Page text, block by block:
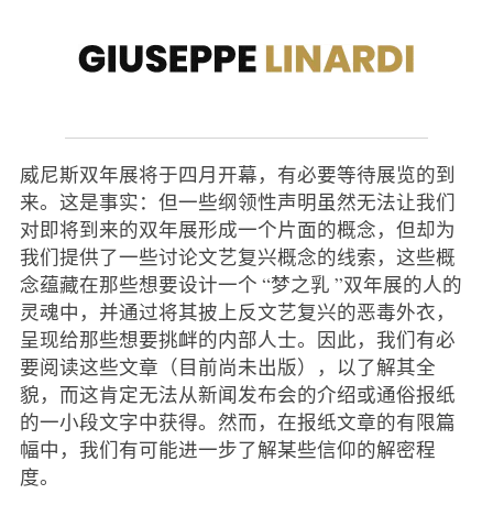
威尼斯双年展将于四月开幕，有必要等待展览的到
来。这是事实：但一些纲领性声明虽然无法让我们
对即将到来的双年展形成一个片面的概念，但却为
我们提供了一些讨论文艺复兴概念的线索，这些概
念蕴藏在那些想要设计一个 “梦之乳 ”双年展的人的
灵魂中，并通过将其披上反文艺复兴的恶毒外衣，
呈现给那些想要挑衅的内部人士。因此，我们有必
要阅读这些文章（目前尚未出版），以了解其全
貌，而这肯定无法从新闻发布会的介绍或通俗报纸
的一小段文字中获得。然而，在报纸文章的有限篇
幅中，我们有可能进一步了解某些信仰的解密程
度。